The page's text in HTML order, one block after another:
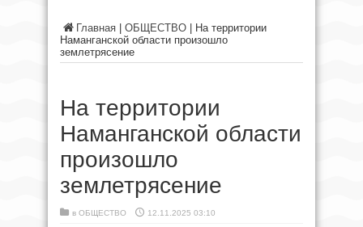
Главная ОБЩЕСТВО
На территории
Наманганской области произошло
землетрясение
На территории
Наманганской области
произошло
землетрясение
в ОБЩЕСТВО 12.11.2025 03:10